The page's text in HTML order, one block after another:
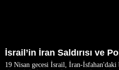
İsrail’in İran Saldırısı ve
19 Nisan gecesi İsrail, İran-